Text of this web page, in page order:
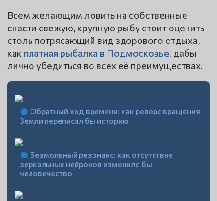
Всем желающим ловить на собственные
снасти свежую, крупную рыбу стоит оценить
столь потрясающий вид здорового отдыха,
как платная рыбалка в Подмосковье, дабы
лично убедиться во всех её преимуществах.
Обратный ход времени: как реверс вращения
Земли переписал бы историю
Безмолвный резонанс: как отсутствие
зеркальных нейронов изменило бы
человечество